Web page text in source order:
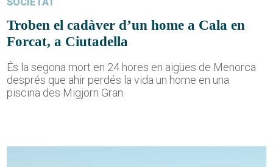
Troben el cadàver d’un home a Cala en
Forcat, a Ciutadella
És la segona mort en 24 hores en aigües de Menorca
després que ahir perdés la vida un home en una
piscina des Migjorn Gran